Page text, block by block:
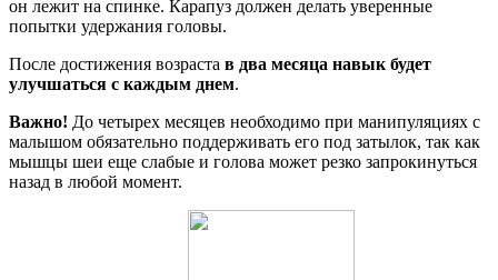
он лежит на спинке. Карапуз должен делать уверенные
попытки удержания головы.
После достижения возраста в два месяца навык будет
улучшаться с каждым днем.
Важно! До четырех месяцев необходимо при манипуляциях с
малышом обязательно поддерживать его под затылок, так как
мышцы шеи еще слабые и голова может резко запрокинуться
назад в любой момент.